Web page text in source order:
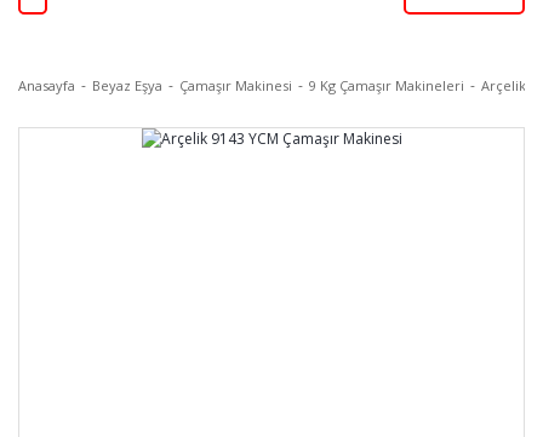
Anasayfa Beyaz Eşya Çamaşır Makinesi 9 Kg Çamaşır Makineleri Arçelik